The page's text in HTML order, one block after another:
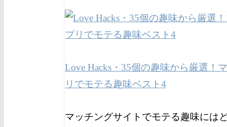
Love Hacks・35個の趣味から厳選！
リでモテる趣味ベスト4
マッチングサイトでモテる趣味には